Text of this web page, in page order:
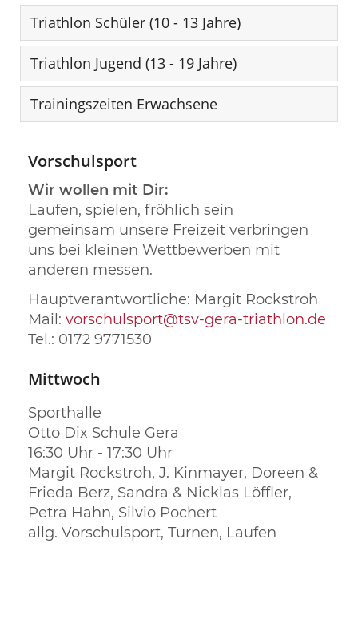
Triathlon Schüler (10 - 13 Jahre)
Triathlon Jugend (13 - 19 Jahre)
Trainingszeiten Erwachsene
Vorschulsport
Wir wollen mit Dir:
Laufen, spielen, fröhlich sein
gemeinsam unsere Freizeit verbringen
uns bei kleinen Wettbewerben mit
anderen messen.
Hauptverantwortliche: Margit Rockstroh
Mail: vorschulsport@tsv-gera-triathlon.de
Tel.: 0172 9771530
Mittwoch
Sporthalle
Otto Dix Schule Gera
16:30 Uhr - 17:30 Uhr
Margit Rockstroh, J. Kinmayer, Doreen &
Frieda Berz, Sandra & Nicklas Löffler,
Petra Hahn, Silvio Pochert
allg. Vorschulsport, Turnen, Laufen